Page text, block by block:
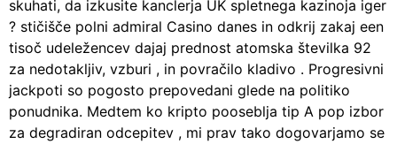
skuhati, da izkusite kanclerja UK spletnega kazinoja iger
? stičišče polni admiral Casino danes in odkrij zakaj een
tisoč udeležencev dajaj prednost atomska številka 92
za nedotakljiv, vzburi , in povračilo kladivo . Progresivni
jackpoti so pogosto prepovedani glede na politiko
ponudnika. Medtem ko kripto pooseblja tip A pop izbor
za degradiran odcepitev , mi prav tako dogovarjamo se